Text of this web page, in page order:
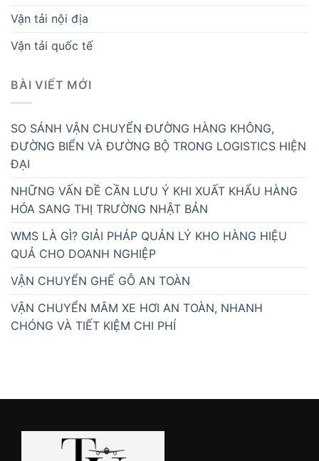
Vận tải nội địa
Vận tải quốc tế
BÀI VIẾT MỚI
SO SÁNH VẬN CHUYỂN ĐƯỜNG HÀNG KHÔNG,
ĐƯỜNG BIỂN VÀ ĐƯỜNG BỘ TRONG LOGISTICS HIỆN
ĐẠI
NHỮNG VẤN ĐỀ CẦN LƯU Ý KHI XUẤT KHẨU HÀNG
HÓA SANG THỊ TRƯỜNG NHẬT BẢN
WMS LÀ GÌ? GIẢI PHÁP QUẢN LÝ KHO HÀNG HIỆU
QUẢ CHO DOANH NGHIỆP
VẬN CHUYỂN GHẾ GỖ AN TOÀN
VẬN CHUYỂN MÂM XE HƠI AN TOÀN, NHANH
CHÓNG VÀ TIẾT KIỆM CHI PHÍ